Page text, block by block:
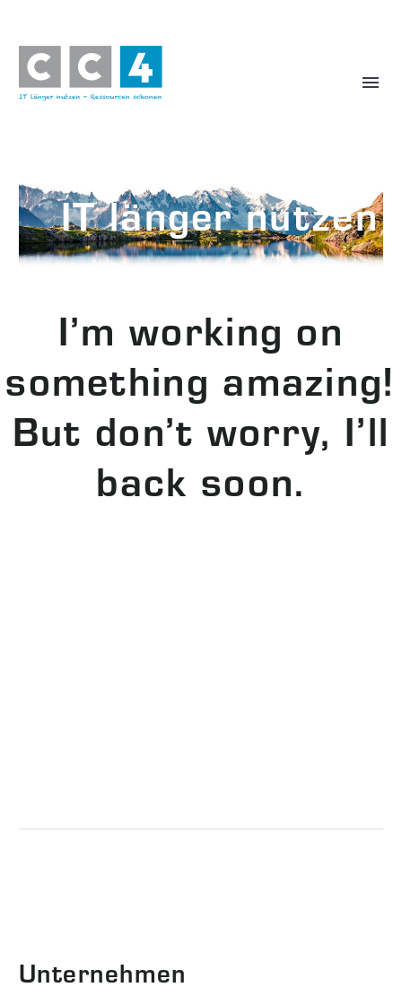
IT länger nutzen
Ressourcen schonen
I’m working on
something amazing!
But don’t worry, I’ll
back soon.
Unternehmen